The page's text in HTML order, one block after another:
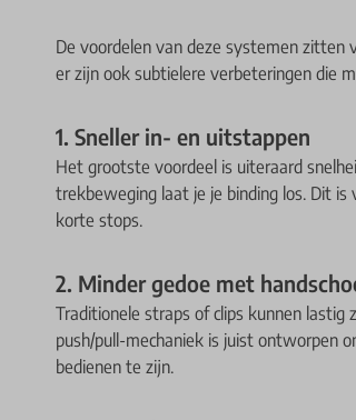
De voordelen van deze systemen
er zijn ook subtielere verbeteringen die
1. Sneller in- en uitstappen
Het grootste voordeel is uiteraard
trekbeweging laat je je binding los. Dit
korte stops.
2. Minder gedoe met
Traditionele straps of clips kunnen
push/pull-mechaniek is juist ontworpen
bedienen te zijn.